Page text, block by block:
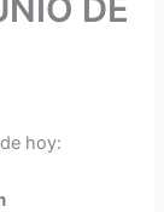
DE
hoy: